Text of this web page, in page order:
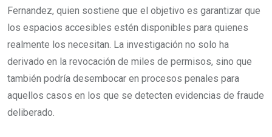
Fernandez, quien sostiene que el objetivo es garantizar que
los espacios accesibles estén disponibles para quienes
realmente los necesitan. La investigación no solo ha
derivado en la revocación de miles de permisos, sino que
también podría desembocar en procesos penales para
aquellos casos en los que se detecten evidencias de fraude
deliberado.